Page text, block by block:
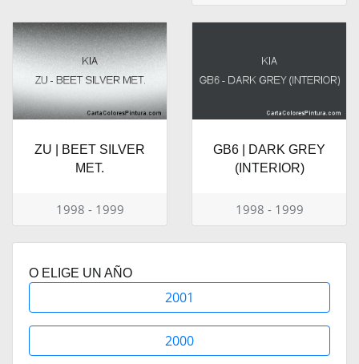
ZU | BEET SILVER
MET.
1998 - 1999
GB6 | DARK GREY
(INTERIOR)
1998 - 1999
O ELIGE UN AÑO
2001
2000